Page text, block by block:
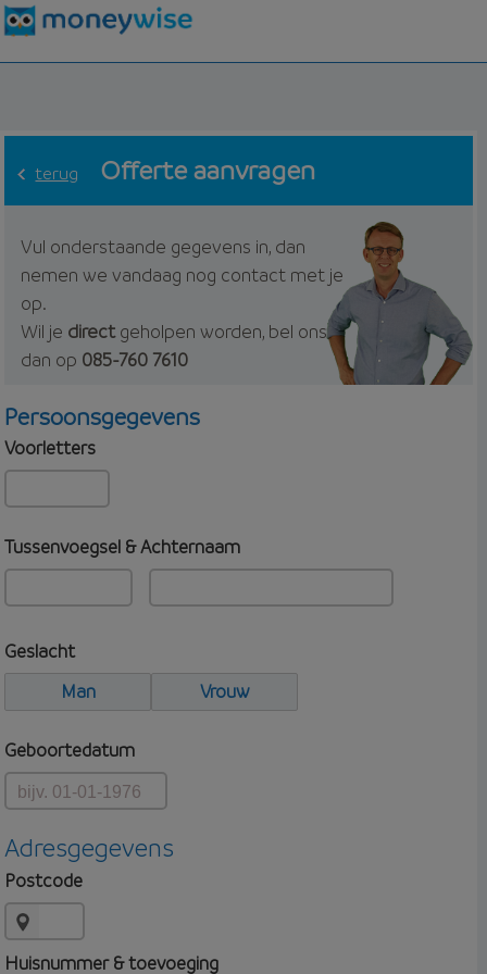
terug Offerte aanvragen
Vul onderstaande gegevens in, dan
nemen we vandaag nog contact met je
op.
Wil je directgeholpen worden, bel ons
dan op 085-760 7610
Persoonsgegevens
Voorletters
Tussenvoegsel & Achternaam
Geslacht
Man
Vrouw
Geboortedatum
Adresgegevens
Postcode
Huisnummer & toevoeging